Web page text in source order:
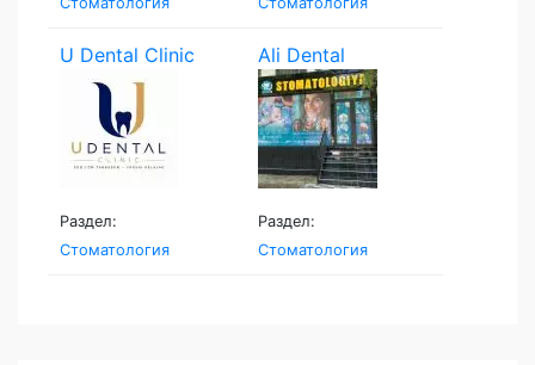
U Dental Clinic
Раздел:
Стоматология
Ali Dental
Раздел:
Стоматология